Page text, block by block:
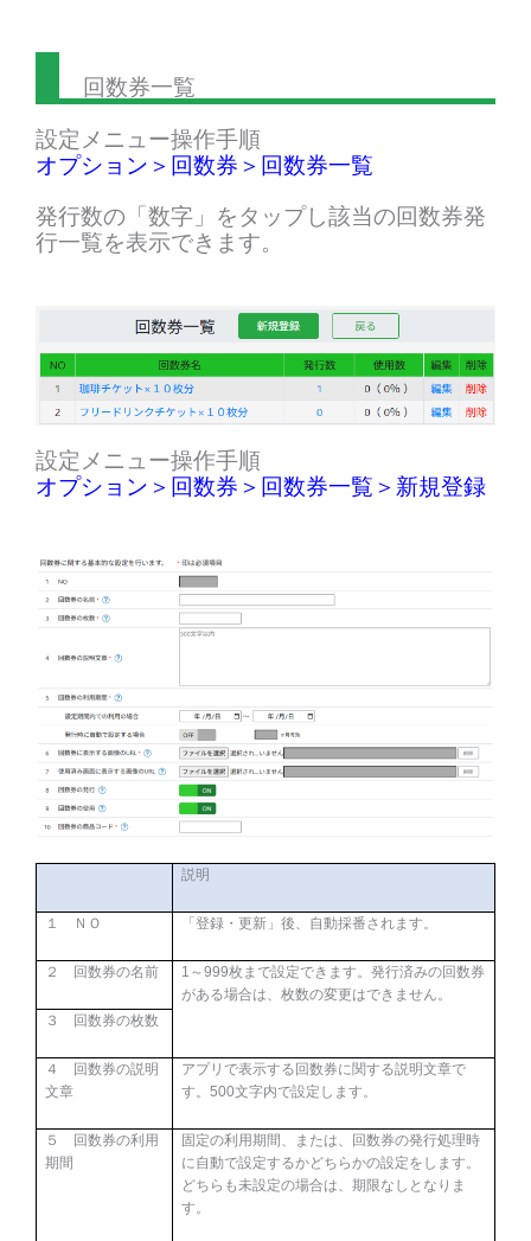
回数券一覧
設定メニュー操作手順
オプション＞回数券＞回数券一覧
発行数の「数字」をタップし該当の回数券発
行一覧を表示できます。
設定メニュー操作手順
オプション＞回数券＞回数券一覧＞新規登録
説明
１ ＮＯ 「登録・更新」後、自動採番されます。
２ 回数券の名前 1 ～999枚まで設定できます。発行済みの回数券
がある場合は、枚数の変更はできません。
３ 回数券の枚数
４ 回数券の説明
文章
アプリで表示する回数券に関する説明文章で
す。500文字内で設定します。
５ 回数券の利用
期間
固定の利用期間、または、回数券の発行処理時
に自動で設定するかどちらかの設定をします。
どちらも未設定の場合は、期限なしとなりま
す。